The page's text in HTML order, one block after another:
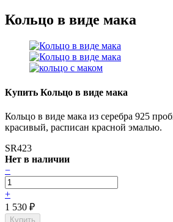
Кольцо в виде мака
Купить Кольцо в виде мака
Кольцо в виде мака из серебра 925
красивый, расписан красной эмалью.
SR423
Нет в наличии
−
+
1 530 ₽